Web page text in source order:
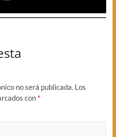
no será publicada. Los
con *